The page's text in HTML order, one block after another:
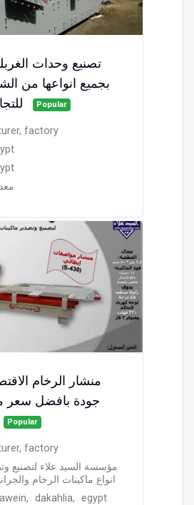
تصنيع وحدات
بجميع انواعها من
Popular
factory
منشار الرخام
جودة بافضل
Popular
factory
انواع ماكينات الرخام
, dakahlia,
egypt